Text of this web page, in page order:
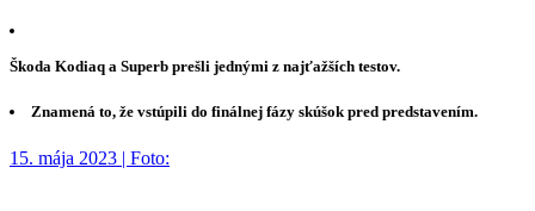
Škoda Kodiaq a Superb prešli jednými z najťažších testov.
Znamená to, že vstúpili do finálnej fázy skúšok pred predstavením.
15. mája 2023 | Foto: